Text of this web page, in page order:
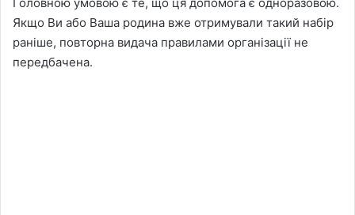
Якщо Ви або Ваша родина вже отримували такий набір
раніше, повторна видача правилами організації не
передбачена.